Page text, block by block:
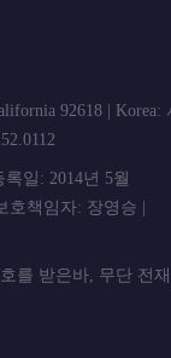
co.,
92618 | Korea:
일: 2014년 5월
책임자: 장영승 |
를 받은바, 무단 전
합니